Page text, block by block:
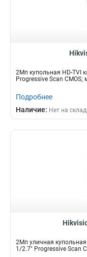
2Мп купольная HD-TVI
Progressive Scan CMOS;
Подробнее
Наличие: Нет на
2Мп уличная купольная
1/2.7" Progressive Scan